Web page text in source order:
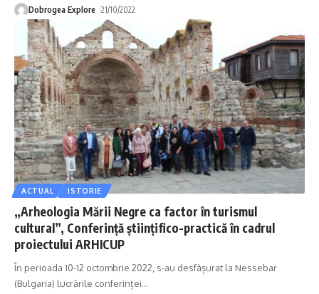
Dobrogea Explore 21/10/2022
ACTUAL ISTORIE
„Arheologia Mării Negre ca factor în turismul
cultural”, Conferinţă ştiinţifico-practică în cadrul
proiectului ARHICUP
În perioada 10-12 octombrie 2022, s-au desfășurat la Nessebar
(Bulgaria) lucrările conferinței…